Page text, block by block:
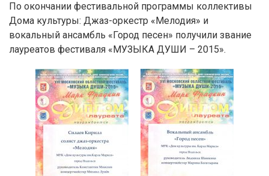
По окончании фестивальной программы коллективы
Дома культуры: Джаз-оркестр «Мелодия» и
вокальный ансамбль «Город песен» получили звание
лауреатов фестиваля «МУЗЫКА ДУШИ – 2015».